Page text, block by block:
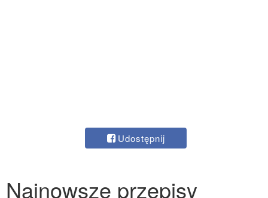
Udostępnij
Najnowsze przepisy